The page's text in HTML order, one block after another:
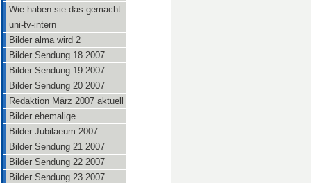
Wie haben sie das gemacht
uni-tv-intern
Bilder alma wird 2
Bilder Sendung 18 2007
Bilder Sendung 19 2007
Bilder Sendung 20 2007
Redaktion März 2007 aktuell
Bilder ehemalige
Bilder Jubilaeum 2007
Bilder Sendung 21 2007
Bilder Sendung 22 2007
Bilder Sendung 23 2007